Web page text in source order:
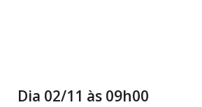
Dia 02/11 às 09h00